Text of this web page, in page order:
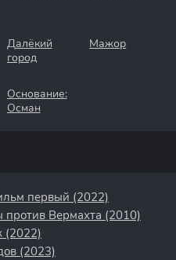
Далёкий
город
Мажор
Основание:
Осман
первый (2022)
против Вермахта (2010)
(2022)
(2023)